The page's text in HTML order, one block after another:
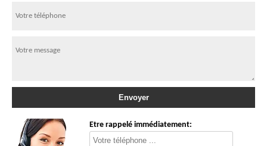
Etre rappelé immédiatement: